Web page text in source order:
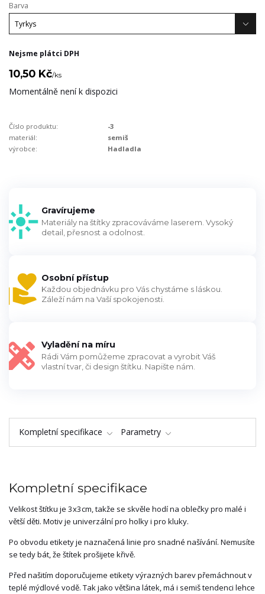
Barva
Nejsme plátci DPH
10,50 Kč/ks
Momentálně není k dispozici
Číslo produktu:
-3
materiál:
semiš
výrobce:
Hadladla
Gravírujeme
Materiály na štítky zpracováváme laserem. Vysoký
detail, přesnost a odolnost.
Osobní přístup
Každou objednávku pro Vás chystáme s láskou.
Záleží nám na Vaší spokojenosti.
Vyladění na míru
Rádi Vám pomůžeme zpracovat a vyrobit Váš
vlastní tvar, či design štítku. Napište nám.
Kompletní specifikace Parametry
Kompletní specifikace
Velikost štítku je 3x3cm, takže se skvěle hodí na oblečky pro malé i
větší děti. Motiv je univerzální pro holky i pro kluky.
Po obvodu etikety je naznačená linie pro snadné našívání. Nemusíte
se tedy bát, že štítek prošijete křivě.
Před našitím doporučujeme etikety výrazných barev přemáchnout v
teplé mýdlové vodě. Tak jako většina látek, má i semiš tendenci lehce